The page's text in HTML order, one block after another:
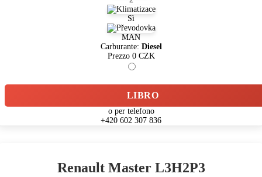
Sì
MAN
Carburante: Diesel
Prezzo 0CZK
LIBRO
o per telefono
+420 602 307 836
Renault Master L3H2P3